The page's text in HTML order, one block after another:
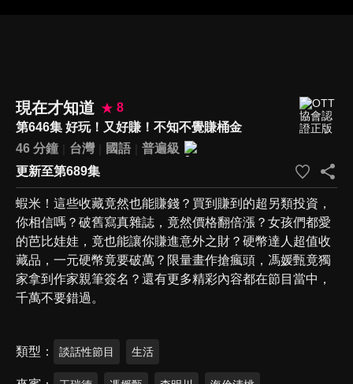
現在才知道
8
第646集 好玩！又好賺！不知不覺賺桶金
46 分鐘
台灣 國語
普遍級
更新至第689集
蝦米！這些收藏竟然也能賺錢？買到賺到的超另類投資，
你相信嗎？破舊寫真雜誌，竟然價格翻倍漲？女孩們都愛
的芭比娃娃，竟也能讓你賺進意外之財？硬幣達人超值收
藏品，一元硬幣竟要破萬？限量畫作搶瘋頭，馮媛甄竟獨
家拿到作家親筆簽名？還有更多精彩內容都在節目當中，
千萬不要錯過。
類型 談話性節目 生活